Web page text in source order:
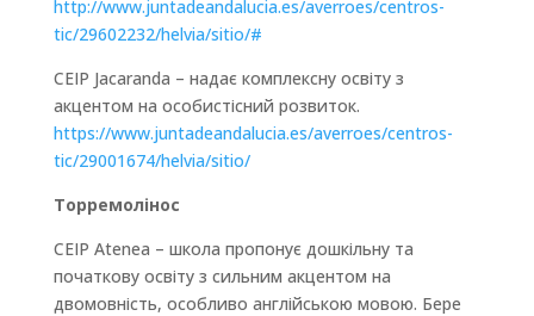
http://www.juntadeandalucia.es/averroes/centros-
tic/29602232/helvia/sitio/#
CEIP Jacaranda – надає комплексну освіту з
акцентом на особистісний розвиток.
https://www.juntadeandalucia.es/averroes/centros-
tic/29001674/helvia/sitio/
Торремолінос
CEIP Atenea – школа пропонує дошкільну та
початкову освіту з сильним акцентом на
двомовність, особливо англійською мовою. Бере